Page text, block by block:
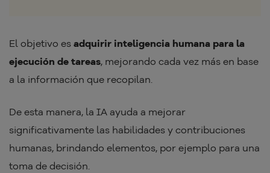
El objetivo es adquirir inteligencia humana para la
ejecución de tareas, mejorando cada vez más en base
a la información que recopilan.
De esta manera, la IA ayuda a mejorar
significativamente las habilidades y contribuciones
humanas, brindando elementos, por ejemplo para una
toma de decisión.